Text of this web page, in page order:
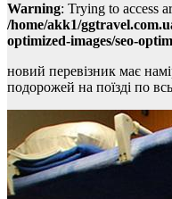
Warning: Trying to access
/home/akk1/
optimized-images/seo-
новий перевізник має
подорожей на поїзді по